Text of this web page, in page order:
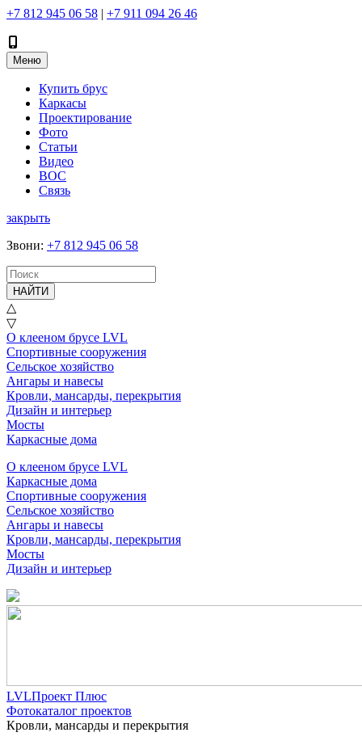
+7 812 945 06 58 | +7 911 094 26 46
Меню
Купить брус
Каркасы
Проектирование
Фото
Статьи
Видео
ВОС
Связь
закрыть
Звони: +7 812 945 06 58
НАЙТИ
△
▽
О клееном брусе LVL
Спортивные сооружения
Сельское хозяйство
Ангары и навесы
Кровли, мансарды, перекрытия
Дизайн и интерьер
Мосты
Каркасные дома
О клееном брусе LVL
Каркасные дома
Спортивные сооружения
Сельское хозяйство
Ангары и навесы
Кровли, мансарды, перекрытия
Мосты
Дизайн и интерьер
LVLПроект Плюс
Фотокаталог проектов
Кровли, мансарды и перекрытия